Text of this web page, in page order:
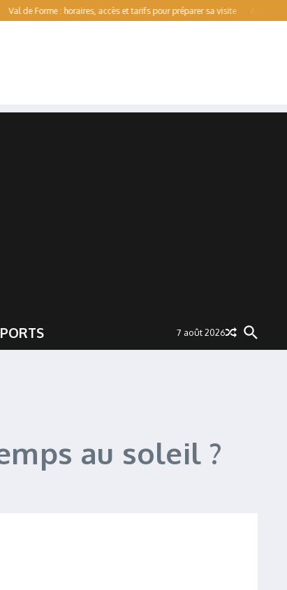
Forme : horaires, accès et tarifs pour préparer sa visite Aqualens :
7 août 2026
au soleil ?